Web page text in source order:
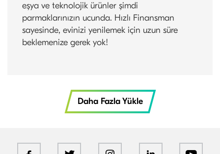
eşya ve teknolojik ürünler şimdi
parmaklarınızın ucunda. Hızlı Finansman
sayesinde, evinizi yenilemek için uzun süre
beklemenize gerek yok!
Daha Fazla Yükle